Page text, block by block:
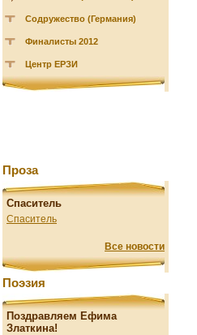
Содружество (Германия)
Финалисты 2012
Центр ЕРЗИ
Проза
Спаситель
Спаситель
Все новости
Поэзия
Поздравляем Ефима
Златкина!